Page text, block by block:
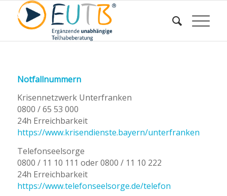
Notfallnummern
Krisennetzwerk Unterfranken
0800 / 65 53 000
24h Erreichbarkeit
https://www.krisendienste.bayern/unterfranken
Telefonseelsorge
0800 / 11 10 111 oder 0800 / 11 10 222
24h Erreichbarkeit
https://www.telefonseelsorge.de/telefon